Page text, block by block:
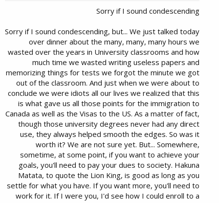
Sorry if I sound condescending
Sorry if I sound condescending, but... We just talked today
over dinner about the many, many, many hours we
wasted over the years in University classrooms and how
much time we wasted writing useless papers and
memorizing things for tests we forgot the minute we got
out of the classroom. And just when we were about to
conclude we were idiots all our lives we realized that this
is what gave us all those points for the immigration to
Canada as well as the Visas to the US. As a matter of fact,
though those university degrees never had any direct
use, they always helped smooth the edges. So was it
worth it? We are not sure yet. But... Somewhere,
sometime, at some point, if you want to achieve your
goals, you'll need to pay your dues to society. Hakuna
Matata, to quote the Lion King, is good as long as you
settle for what you have. If you want more, you'll need to
work for it. If I were you, I'd see how I could enroll to a